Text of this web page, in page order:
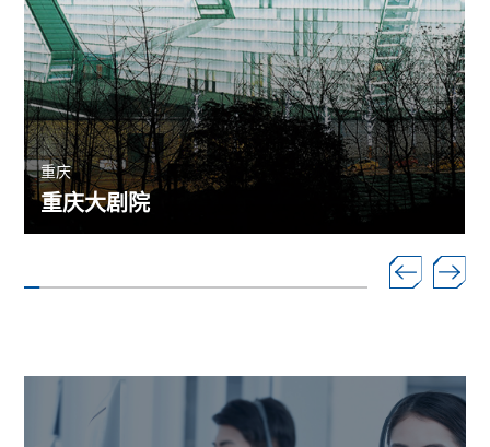
重庆
重庆大剧院